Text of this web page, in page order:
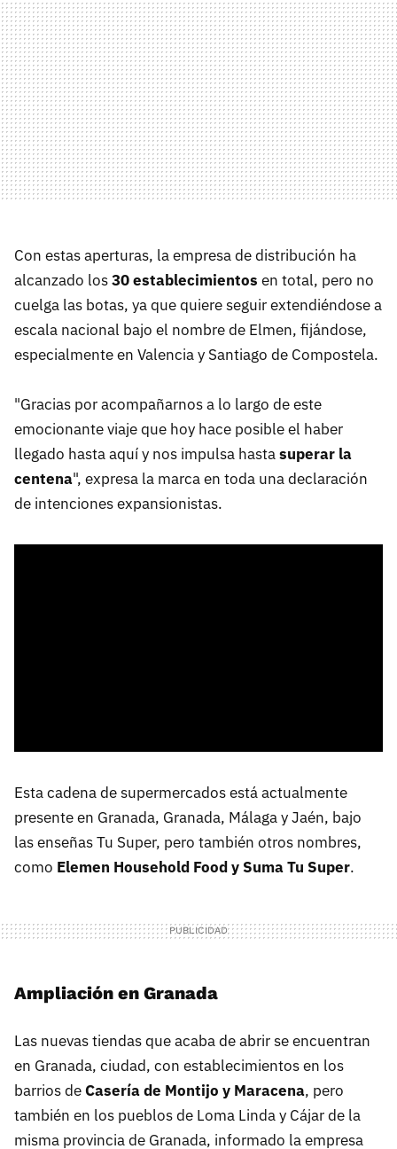
Con estas aperturas, la empresa de distribución ha
alcanzado los30 establecimientos en total, pero no
cuelga las botas, ya que quiere seguir extendiéndose a
escala nacional bajo el nombre de Elmen, fijándose,
especialmente en Valencia y Santiago de Compostela.
"Gracias por acompañarnos a lo largo de este
emocionante viaje que hoy hace posible el haber
llegado hasta aquí y nos impulsa hastasuperar la
centena", expresa la marca en toda una declaración
de intenciones expansionistas.
Esta cadena de supermercados está actualmente
presente en Granada, Granada, Málaga y Jaén, bajo
las enseñas Tu Super, pero también otros nombres,
como Elemen Household Food y Suma Tu Super.
Ampliación en Granada
Las nuevas tiendas que acaba de abrir se encuentran
en Granada, ciudad, con establecimientos en los
barrios deCasería de Montijo y Maracena, pero
también en los pueblos de Loma Linda y Cájar de la
misma provincia de Granada, informado la empresa